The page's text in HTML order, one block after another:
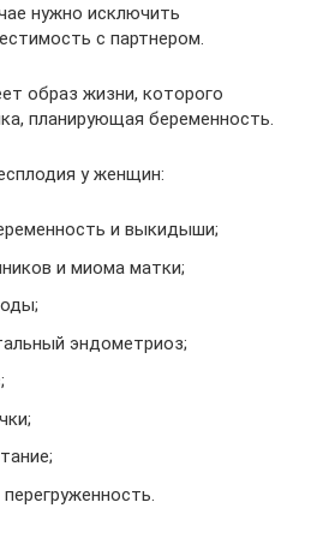
нужно исключить
с партнером.
образ жизни, которого
планирующая беременность.
у женщин:
и выкидыши;
и миома матки;
эндометриоз;